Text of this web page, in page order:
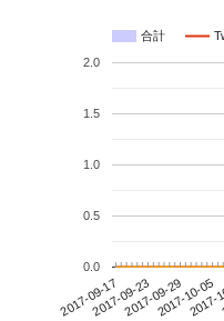
合計
2017-09-172017-09-232017-09-292017-10-05
0.0
0.5
1.0
1.5
2.0